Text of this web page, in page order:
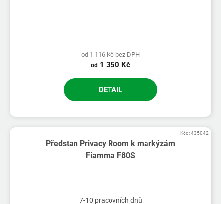
od 1 116 Kč bez DPH
od 1 350 Kč
DETAIL
Předstan Privacy Room k markýzám
Fiamma F80S
7-10 pracovních dnů
Kód:435042